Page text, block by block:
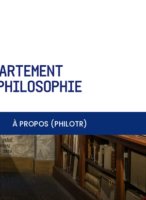
À PROPOS (PHILOTR)